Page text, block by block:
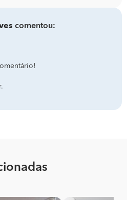
comentou: